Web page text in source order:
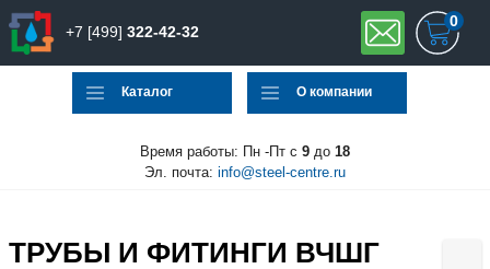
+7 [499] 322-42-32
0
Каталог О компании
Время работы: Пн -Пт с 9 до 18
Эл. почта: info@steel-centre.ru
ТРУБЫ И ФИТИНГИ ВЧШГ